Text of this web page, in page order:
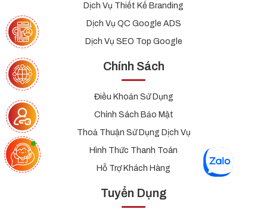
Dịch Vụ Thiết Kế Branding
Dịch Vụ QC Google ADS
Dịch Vụ SEO Top Google
Chính Sách
Điều Khoản Sử Dụng
Chính Sách Bảo Mật
Thoả Thuận Sử Dụng Dịch Vụ
Hình Thức Thanh Toán
Hỗ Trợ Khách Hàng
Tuyển Dụng